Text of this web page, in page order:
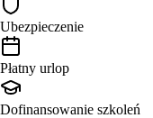
Ubezpieczenie
Płatny urlop
Dofinansowanie szkoleń